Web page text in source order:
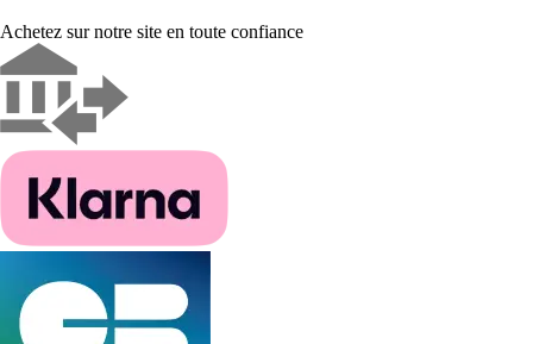
Achetez sur notre site en toute confiance